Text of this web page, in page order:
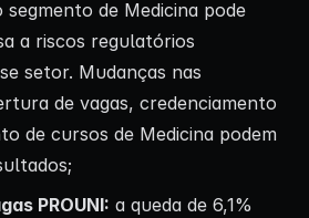
segmento de Medicina pode
a riscos regulatórios
setor. Mudanças nas
de vagas, credenciamento
de cursos de Medicina podem
PROUNI: a queda de 6,1%